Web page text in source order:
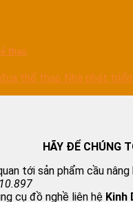
thao
thể thao Nhà phát triển
HÃY ĐỂ CHÚNG
tới sản phẩm cầu
cụ đồ nghề liên hệ Kinh